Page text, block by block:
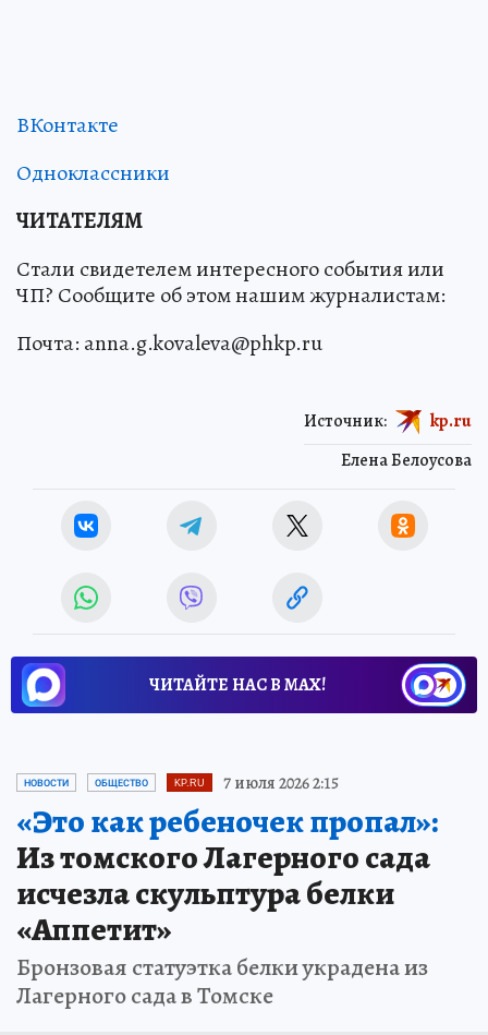
ВКонтакте
Одноклассники
ЧИТАТЕЛЯМ
Стали свидетелем интересного события или
ЧП? Сообщите об этом нашим журналистам:
Почта: anna.g.kovaleva@phkp.ru
Елена Белоусова
Источник: kp.ru
ЧИТАЙТЕ НАС В МАХ!
НОВОСТИ ОБЩЕСТВО KP.RU 7 июля 2026 2:15
«Это как ребеночек пропал»:
Из томского Лагерного сада
исчезла скульптура белки
«Аппетит»
Бронзовая статуэтка белки украдена из
Лагерного сада в Томске